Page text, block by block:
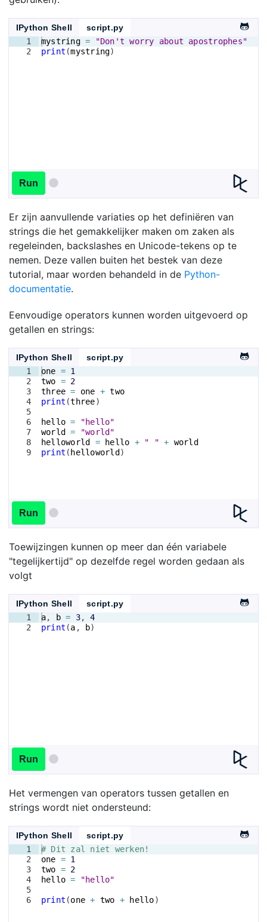
IPython Shell
script.py
1
2
mystring =
"Don't worry about apostrophes"
print (mystring)
Run
Er zijn aanvullende variaties op het definiëren van
strings die het gemakkelijker maken om zaken als
regeleinden, backslashes en Unicode-tekens op te
nemen. Deze vallen buiten het bestek van deze
tutorial, maar worden behandeld in de Python-
documentatie.
Eenvoudige operators kunnen worden uitgevoerd op
getallen en strings:
IPython Shell
script.py
1
2
3
4
5
6
7
8
9
one = 1
two = 2
three = one + two
print (three)
hello =
"hello"
world
=
"world"
helloworld
= hello + " " + world
print ( helloworld )
Run
Toewijzingen kunnen op meer dan één variabele
"tegelijkertijd" op dezelfde regel worden gedaan als
volgt
IPython Shell
script.py
1
2
a, b = 3, 4
print (a , b)
Run
Het vermengen van operators tussen getallen en
strings wordt niet ondersteund:
IPython Shell
script.py
1
2
3
4
5
6
# Dit zal niet werken!
one = 1
two = 2
hello = "hello"
print (one + two + hello)